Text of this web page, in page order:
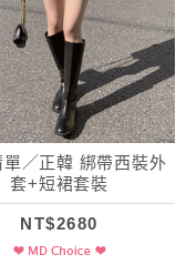
單／正韓 綁帶西裝外
套+短裙套裝
NT$2680